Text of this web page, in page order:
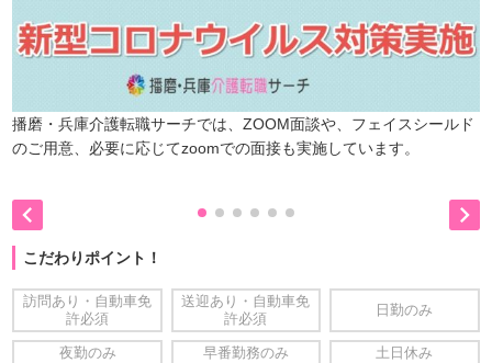
播磨・兵庫介護転職サーチでは、ZOOM面談や、フェイスシールド
のご用意、必要に応じてzoomでの面接も実施しています。
 
こだわりポイント！
訪問あり・自動車免
許必須
送迎あり・自動車免
許必須
日勤のみ
夜勤のみ 早番勤務のみ 土日休み